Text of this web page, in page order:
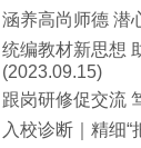
涵养高尚师德 潜
统编教材新思想
(2023.09.15)
跟岗研修促交流
入校诊断｜精细